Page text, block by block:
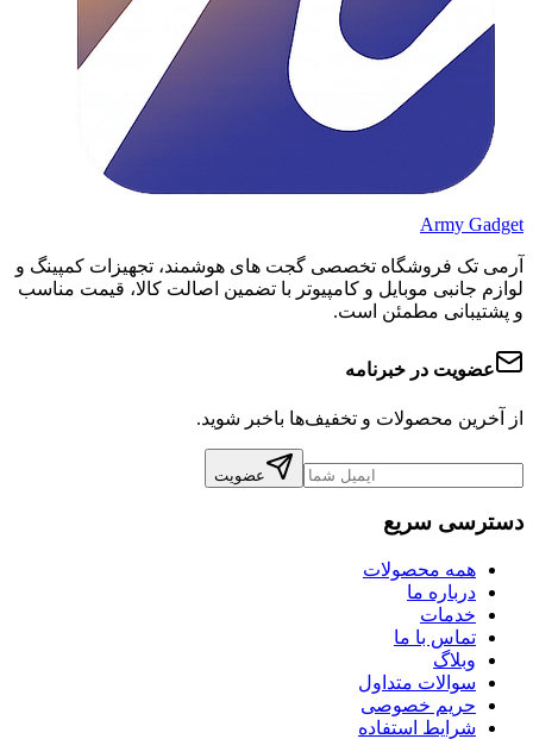
Army Gadget
آرمی تک فروشگاه تخصصی گجت های هوشمند، تجهیزات کمپینگ و
لوازم جانبی موبایل و کامپیوتر با تضمین اصالت کالا، قیمت مناسب
و پشتیبانی مطمئن است.
عضویت در خبرنامه
از آخرین محصولات و تخفیف‌ها باخبر شوید.
عضویت
دسترسی سریع
همه محصولات
درباره ما
خدمات
تماس با ما
وبلاگ
سوالات متداول
حریم خصوصی
شرایط استفاده